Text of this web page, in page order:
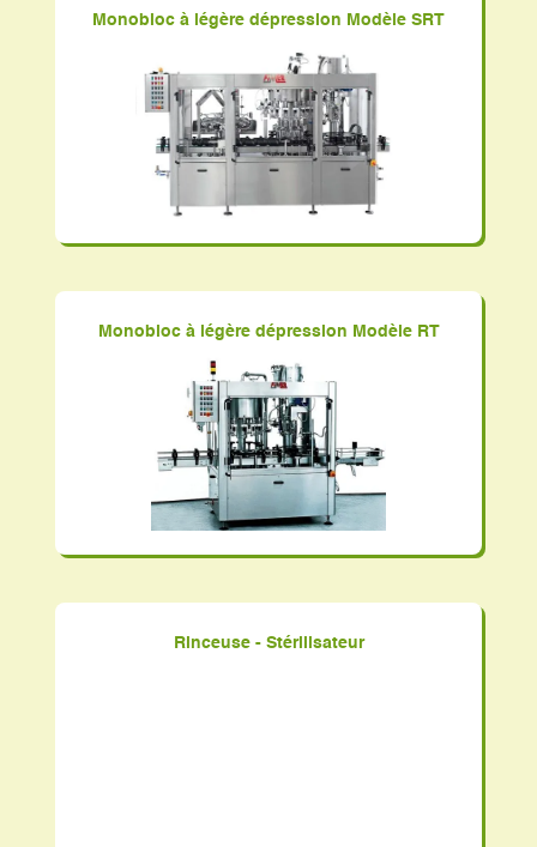
Monobloc à légère dépression Modèle SRT
Monobloc à légère dépression Modèle RT
Rinceuse - Stérilisateur